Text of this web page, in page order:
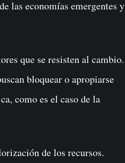
las economías emergentes y
que se resisten al cambio.
bloquear o apropiarse
como es el caso de la
de los recursos.